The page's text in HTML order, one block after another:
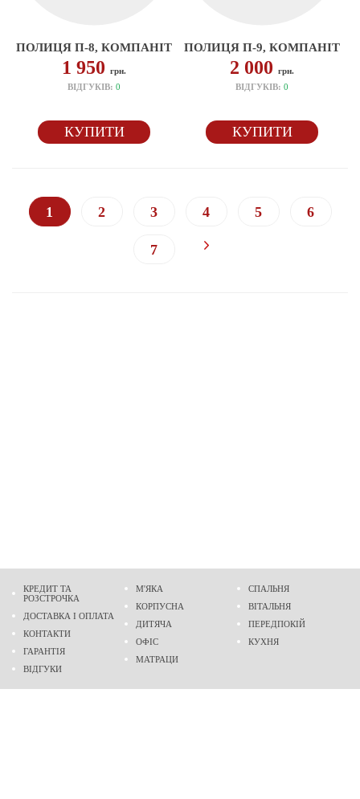
ПОЛИЦЯ П-8, КОМПАНІТ
1 950грн.
ВІДГУКІВ:0
КУПИТИ
ПОЛИЦЯ П-9, КОМПАНІТ
2 000грн.
ВІДГУКІВ:0
КУПИТИ
1 2 3 4 5 6
7
КРЕДИТ ТА
РОЗСТРОЧКА
ДОСТАВКА І ОПЛАТА
КОНТАКТИ
ГАРАНТІЯ
ВІДГУКИ
М'ЯКА
КОРПУСНА
ДИТЯЧА
ОФІС
МАТРАЦИ
СПАЛЬНЯ
ВІТАЛЬНЯ
ПЕРЕДПОКІЙ
КУХНЯ